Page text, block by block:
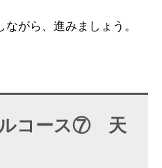
がら、進みましょう。
ルコース⑦ 天